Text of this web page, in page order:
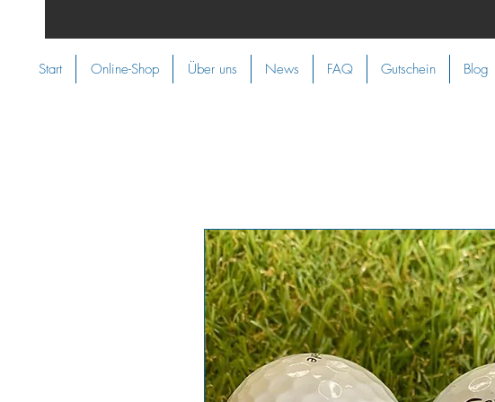
Start Online-Shop Über uns News FAQ Gutschein Blog